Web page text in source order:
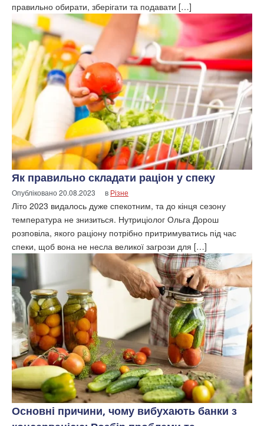
правильно обирати, зберігати та подавати […]
Як правильно складати раціон у спеку
Опубліковано20.08.2023 в Різне
Літо 2023 видалось дуже спекотним, та до кінця сезону
температура не знизиться. Нутриціолог Ольга Дорош
розповіла, якого раціону потрібно притримуватись під час
спеки, щоб вона не несла великої загрози для […]
Основні причини, чому вибухають банки з